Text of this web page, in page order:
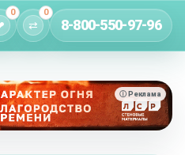
0
⇄
0
8-800-550-97-96
ⓘ Реклама